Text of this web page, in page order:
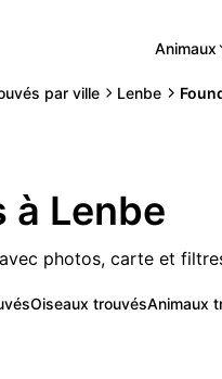
Animaux
par ville Lenbe
à Lenbe
photos, carte et
Oiseaux trouvésAnimaux